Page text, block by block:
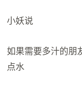
小妖说
如果需要多汁的朋
点水